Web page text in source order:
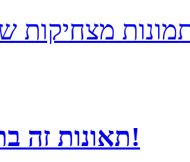
מצחיקות
תאונות זה בתחת שלי!